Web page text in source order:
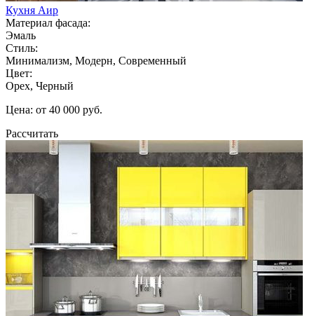
Кухня Аир
Материал фасада:
Эмаль
Стиль:
Минимализм, Модерн, Современный
Цвет:
Орех, Черный
Цена: от 40 000 руб.
Рассчитать